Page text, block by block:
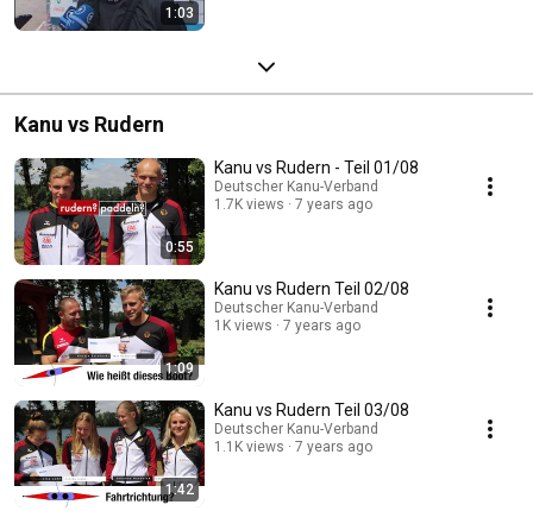
1:03
Kanu vs Rudern
0:55
Kanu vs Rudern - Teil 01/08
Deutscher Kanu-Verband
1.7K views
7 years ago
1:09
Kanu vs Rudern Teil 02/08
Deutscher Kanu-Verband
1K views
7 years ago
1:42
Kanu vs Rudern Teil 03/08
Deutscher Kanu-Verband
1.1K views
7 years ago